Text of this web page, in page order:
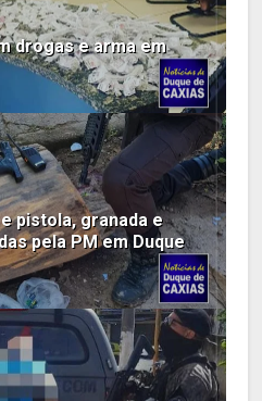
drogas e arma em
pistola, granada e
pela PM em Duque